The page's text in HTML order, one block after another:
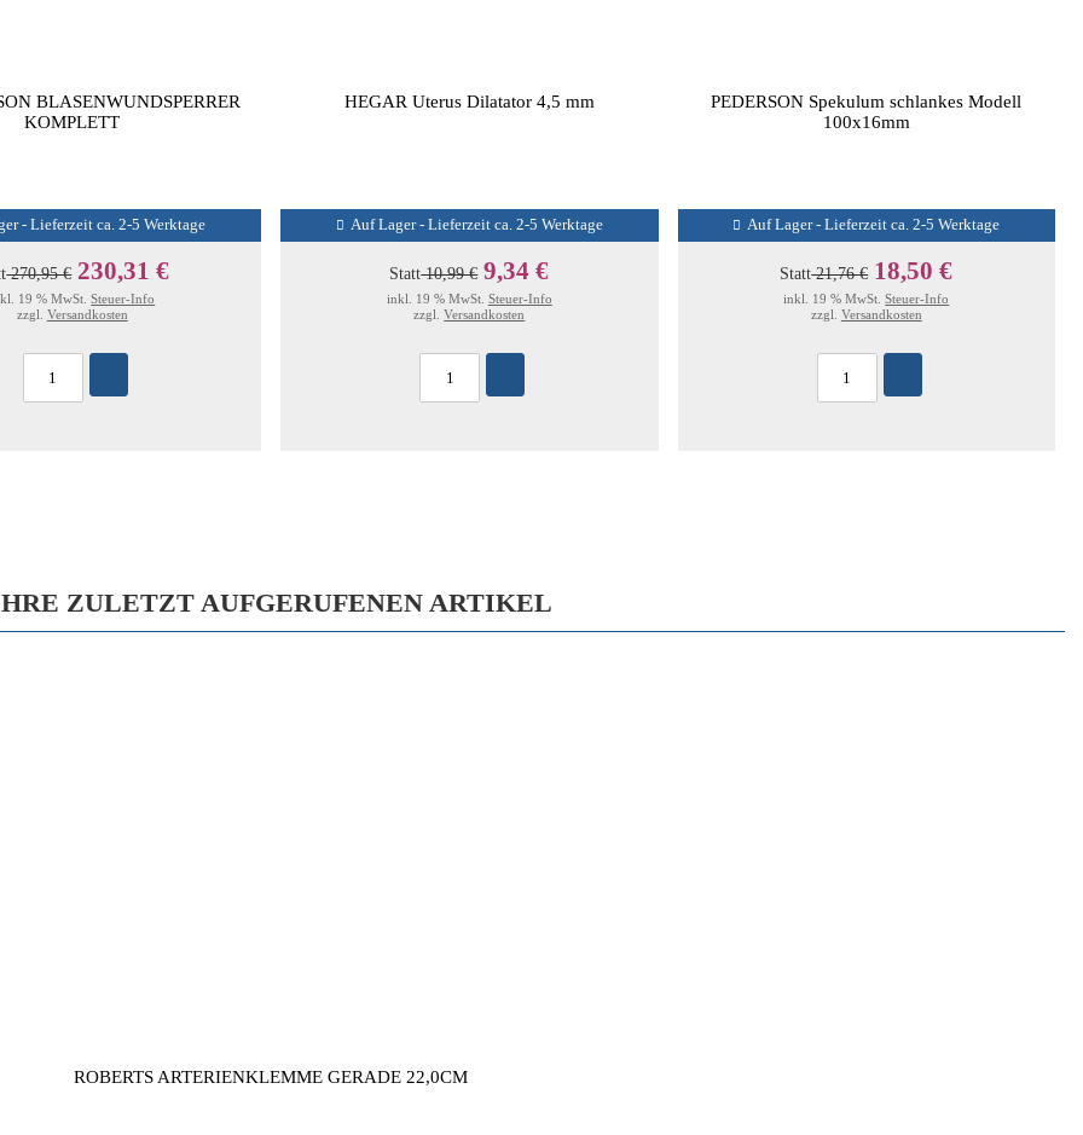
BLASENWUNDSPERRER
KOMPLETT
- Lieferzeit ca. 2-5 Werktage
270,95 € 230,31 €
19 % MwSt.Steuer-Info
zzgl. Versandkosten
HEGAR Uterus Dilatator 4,5 mm
Auf Lager - Lieferzeit ca. 2-5 Werktage
Statt10,99 € 9,34 €
inkl. 19 % MwSt. Steuer-Info
zzgl.Versandkosten
PEDERSON Spekulum schlankes Modell
100x16mm
Auf Lager - Lieferzeit ca. 2-5 Werktage
Statt21,76 € 18,50 €
inkl. 19 % MwSt.Steuer-Info
zzgl. Versandkosten
ZULETZT AUFGERUFENEN ARTIKEL
ROBERTS ARTERIENKLEMME GERADE 22,0CM